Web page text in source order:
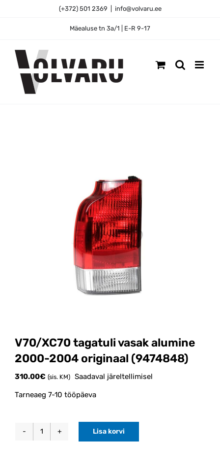
(+372) 501 2369 info@volvaru.ee
Mäealuse tn 3a/1 | E-R 9-17
V70/XC70 tagatuli vasak alumine
2000-2004 originaal (9474848)
310.00€ (sis. KM) Saadaval järeltellimisel
Tarneaeg 7-10 tööpäeva
V70/XC70
Lisa korvi